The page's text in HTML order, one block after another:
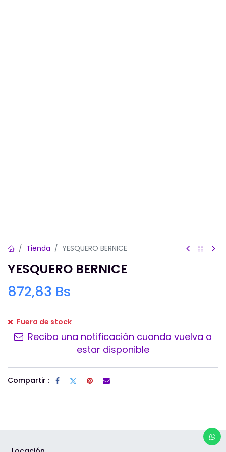
Tienda YESQUERO BERNICE
YESQUERO BERNICE
872,83 Bs
Fuera de stock
Reciba una notificación cuando vuelva a
estar disponible
Compartir :